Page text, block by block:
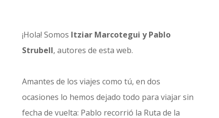
¡Hola! Somos Itziar Marcotegui y Pablo
Strubell, autores de esta web.
Amantes de los viajes como tú, en dos
ocasiones lo hemos dejado todo para viajar sin
fecha de vuelta: Pablo recorrió la Ruta de la